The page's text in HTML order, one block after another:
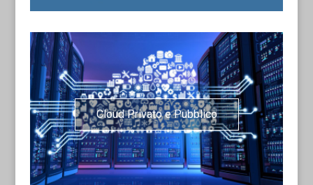
Cloud Privato e Pubblico